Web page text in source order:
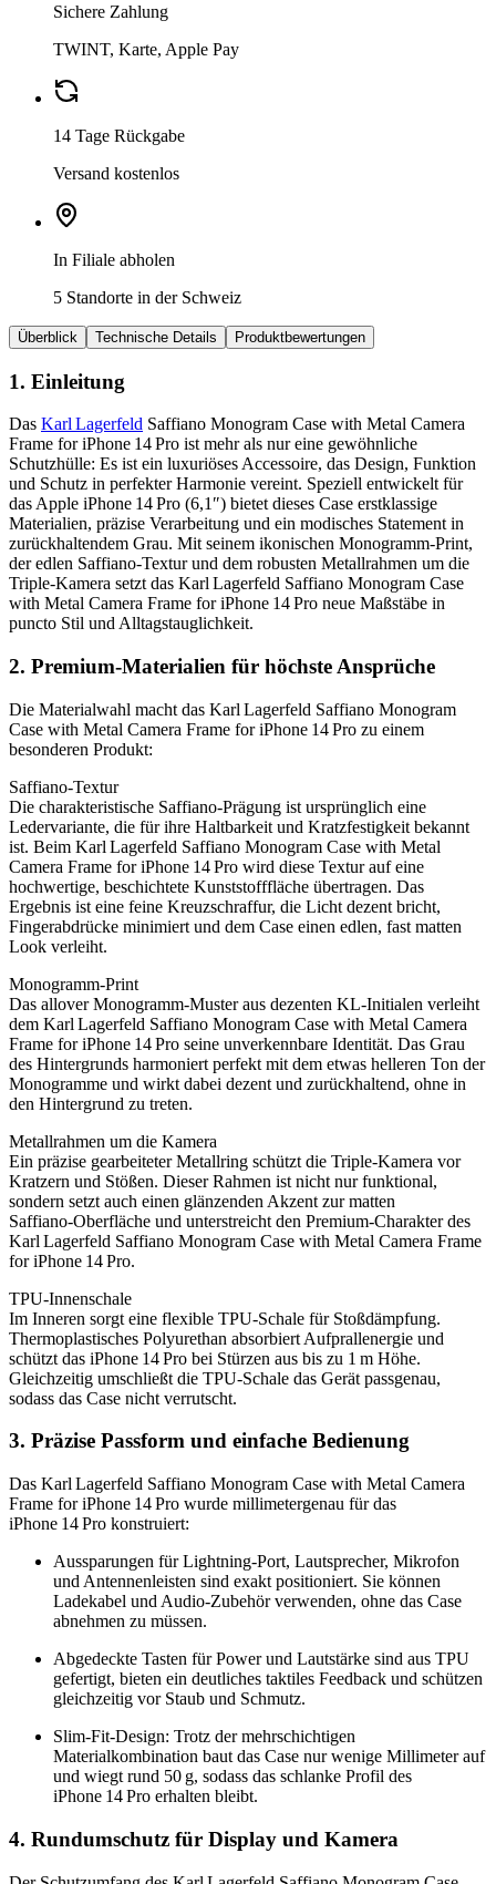
Sichere Zahlung
TWINT, Karte, Apple Pay
14 Tage Rückgabe
Versand kostenlos
In Filiale abholen
5 Standorte in der Schweiz
Überblick Technische Details Produktbewertungen
1. Einleitung
Das Karl Lagerfeld Saffiano Monogram Case with Metal Camera
Frame for iPhone 14 Pro ist mehr als nur eine gewöhnliche
Schutzhülle: Es ist ein luxuriöses Accessoire, das Design, Funktion
und Schutz in perfekter Harmonie vereint. Speziell entwickelt für
das Apple iPhone 14 Pro (6,1″) bietet dieses Case erstklassige
Materialien, präzise Verarbeitung und ein modisches Statement in
zurückhaltendem Grau. Mit seinem ikonischen Monogramm‑Print,
der edlen Saffiano‑Textur und dem robusten Metallrahmen um die
Triple‑Kamera setzt das Karl Lagerfeld Saffiano Monogram Case
with Metal Camera Frame for iPhone 14 Pro neue Maßstäbe in
puncto Stil und Alltagstauglichkeit.
2. Premium‑Materialien für höchste Ansprüche
Die Materialwahl macht das Karl Lagerfeld Saffiano Monogram
Case with Metal Camera Frame for iPhone 14 Pro zu einem
besonderen Produkt:
Saffiano‑Textur
Die charakteristische Saffiano‑Prägung ist ursprünglich eine
Ledervariante, die für ihre Haltbarkeit und Kratzfestigkeit bekannt
ist. Beim Karl Lagerfeld Saffiano Monogram Case with Metal
Camera Frame for iPhone 14 Pro wird diese Textur auf eine
hochwertige, beschichtete Kunststofffläche übertragen. Das
Ergebnis ist eine feine Kreuzschraffur, die Licht dezent bricht,
Fingerabdrücke minimiert und dem Case einen edlen, fast matten
Look verleiht.
Monogramm‑Print
Das allover Monogramm‑Muster aus dezenten KL‑Initialen verleiht
dem Karl Lagerfeld Saffiano Monogram Case with Metal Camera
Frame for iPhone 14 Pro seine unverkennbare Identität. Das Grau
des Hintergrunds harmoniert perfekt mit dem etwas helleren Ton der
Monogramme und wirkt dabei dezent und zurückhaltend, ohne in
den Hintergrund zu treten.
Metallrahmen um die Kamera
Ein präzise gearbeiteter Metallring schützt die Triple‑Kamera vor
Kratzern und Stößen. Dieser Rahmen ist nicht nur funktional,
sondern setzt auch einen glänzenden Akzent zur matten
Saffiano‑Oberfläche und unterstreicht den Premium‑Charakter des
Karl Lagerfeld Saffiano Monogram Case with Metal Camera Frame
for iPhone 14 Pro.
TPU‑Innenschale
Im Inneren sorgt eine flexible TPU‑Schale für Stoßdämpfung.
Thermoplastisches Polyurethan absorbiert Aufprallenergie und
schützt das iPhone 14 Pro bei Stürzen aus bis zu 1 m Höhe.
Gleichzeitig umschließt die TPU‑Schale das Gerät passgenau,
sodass das Case nicht verrutscht.
3. Präzise Passform und einfache Bedienung
Das Karl Lagerfeld Saffiano Monogram Case with Metal Camera
Frame for iPhone 14 Pro wurde millimetergenau für das
iPhone 14 Pro konstruiert:
Aussparungen für Lightning‑Port, Lautsprecher, Mikrofon
und Antennenleisten sind exakt positioniert. Sie können
Ladekabel und Audio‑Zubehör verwenden, ohne das Case
abnehmen zu müssen.
Abgedeckte Tasten für Power und Lautstärke sind aus TPU
gefertigt, bieten ein deutliches taktiles Feedback und schützen
gleichzeitig vor Staub und Schmutz.
Slim‑Fit‑Design: Trotz der mehrschichtigen
Materialkombination baut das Case nur wenige Millimeter auf
und wiegt rund 50 g, sodass das schlanke Profil des
iPhone 14 Pro erhalten bleibt.
4. Rundumschutz für Display und Kamera